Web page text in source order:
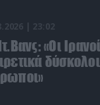
| 23:02
«Οι
δύσκολοι